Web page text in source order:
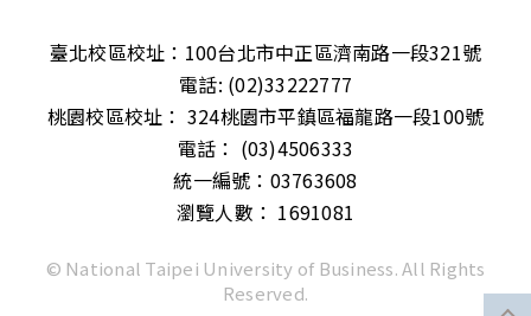
臺北校區校址： 100台北市中正區濟南路一段321號
電話: (02)33222777
桃園校區校址： 324桃園市平鎮區福龍路一段100號
電話： (03)4506333
統一編號：03763608
瀏覽人數： 1691081
© National Taipei University of Business. All Rights
Reserved.